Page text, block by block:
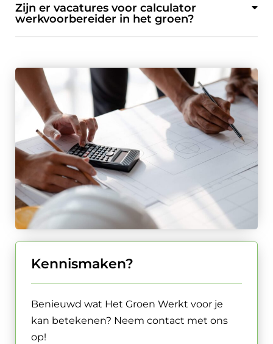
Zijn er vacatures voor calculator
werkvoorbereider in het groen?
Kennismaken?
Benieuwd wat Het Groen Werkt voor je
kan betekenen? Neem contact met ons
op!